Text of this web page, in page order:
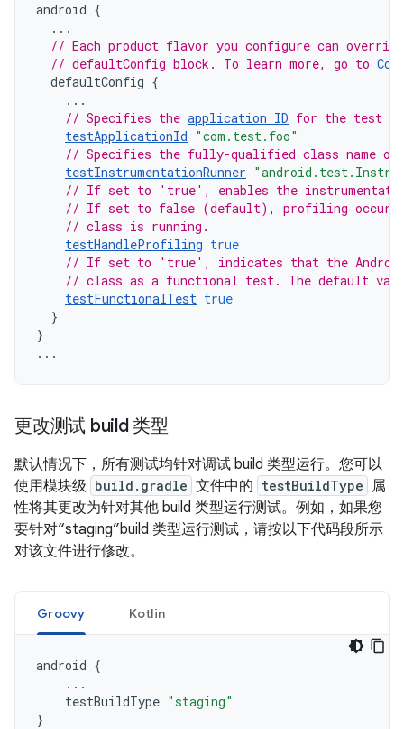
android {
...
// Each product flavor you configure can
// defaultConfig block. To learn more, go to
defaultConfig {
...
// Specifies the application ID for the test
testApplicationId "com.test.foo"
// Specifies the fully-qualified class name of
testInstrumentationRunner
// If set to 'true', enables the
// If set to false (default), profiling occurs
// class is running.
testHandleProfiling true
// If set to 'true', indicates that the Android
// class as a functional test. The default
testFunctionalTest true
}
}
...
更改测试 build 类型
默认情况下，所有测试均针对调试 build 类型运行。您可以
使用模块级 build.gradle 文件中的 testBuildType 属
性将其更改为针对其他 build 类型运行测试。例如，如果您
要针对“staging”build 类型运行测试，请按以下代码段所示
对该文件进行修改。
Groovy Kotlin
android {
...
testBuildType "staging"
}